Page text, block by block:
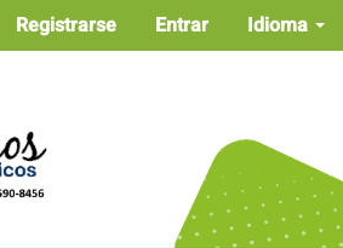
Idioma
Registrarse Entrar